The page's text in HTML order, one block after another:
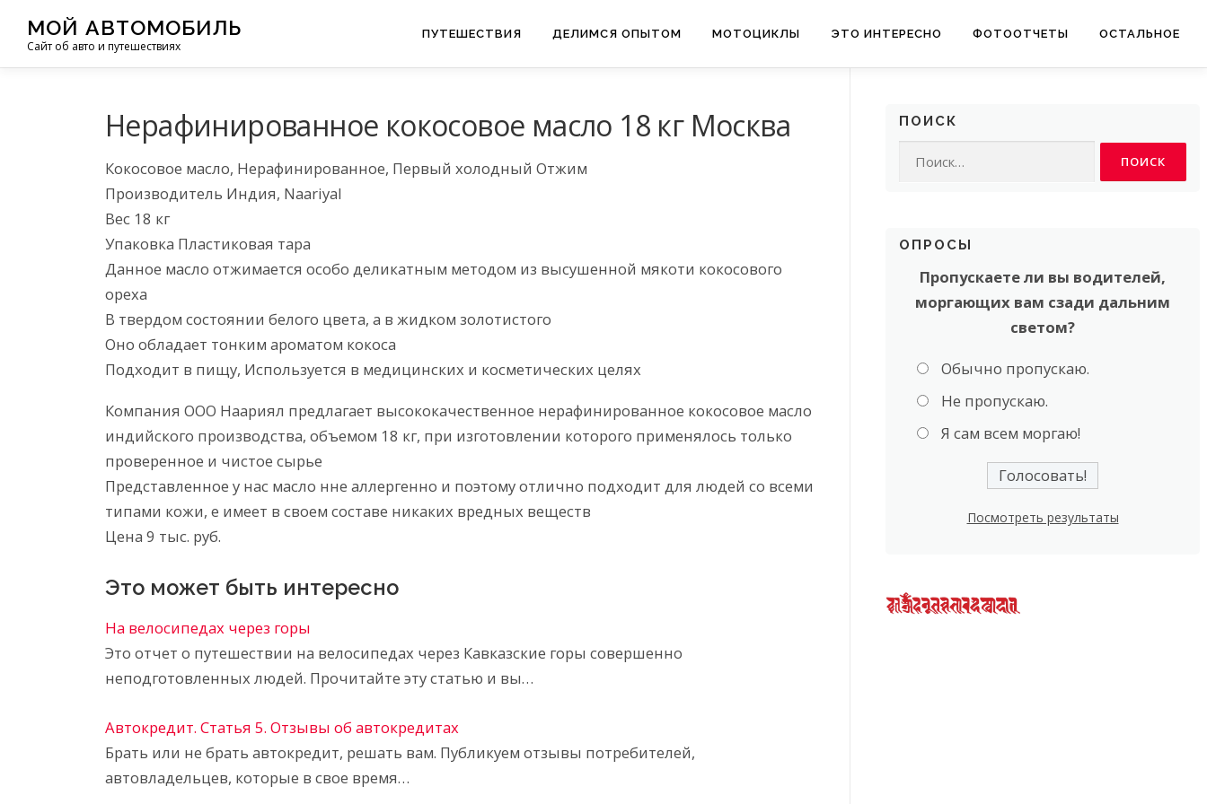
МОЙ АВТОМОБИЛЬ
Сайт об авто и путешествиях
ПУТЕШЕСТВИЯ ДЕЛИМСЯ ОПЫТОМ МОТОЦИКЛЫ ЭТО ИНТЕРЕСНО ФОТООТЧЕТЫ ОСТАЛЬНОЕ
Нерафинированное кокосовое масло 18 кг Москва
Кокосовое масло, Нерафинированное, Первый холодный Отжим
Производитель Индия, Naariyal
Вес 18 кг
Упаковка Пластиковая тара
Данное масло отжимается особо деликатным методом из высушенной мякоти кокосового
ореха
В твердом состоянии белого цвета, а в жидком золотистого
Оно обладает тонким ароматом кокоса
Подходит в пищу, Используется в медицинских и косметических целях
Компания ООО Наариял предлагает высококачественное нерафинированное кокосовое масло
индийского производства, объемом 18 кг, при изготовлении которого применялось только
проверенное и чистое сырье
Представленное у нас масло нне аллергенно и поэтому отлично подходит для людей со всеми
типами кожи, е имеет в своем составе никаких вредных веществ
Цена 9 тыс. руб.
Это может быть интересно
На велосипедах через горы
Это отчет о путешествии на велосипедах через Кавказские горы совершенно
неподготовленных людей. Прочитайте эту статью и вы…
Автокредит. Статья 5. Отзывы об автокредитах
Брать или не брать автокредит, решать вам. Публикуем отзывы потребителей,
автовладельцев, которые в свое время…
ПОИСК
ОПРОСЫ
Пропускаете ли вы водителей,
моргающих вам сзади дальним
светом?
Обычно пропускаю.
Не пропускаю.
Я сам всем моргаю!
Посмотреть результаты